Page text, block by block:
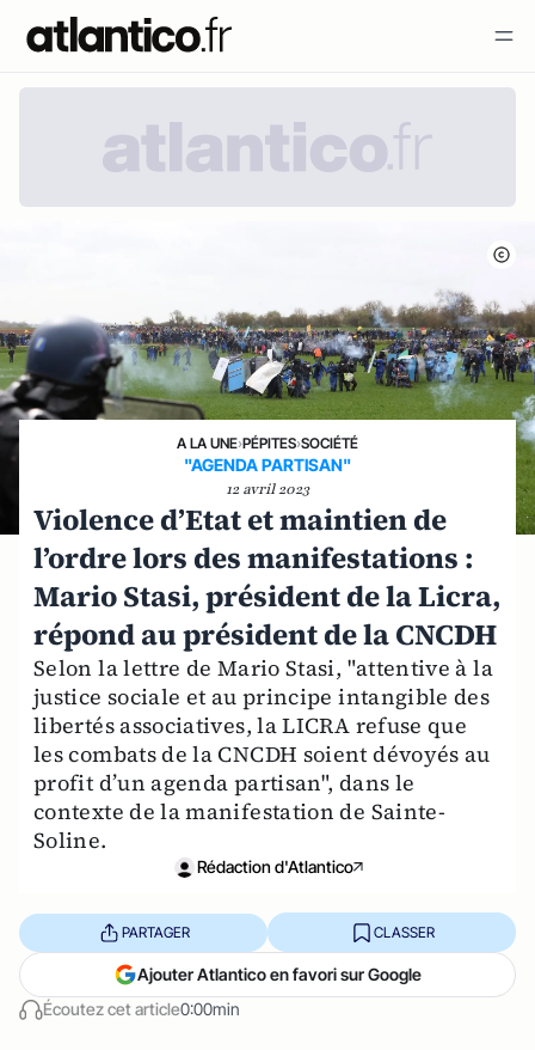
A LA UNE›PÉPITES›SOCIÉTÉ
"AGENDA PARTISAN"
12 avril 2023
Violence d’Etat et maintien de
l’ordre lors des manifestations :
Mario Stasi, président de la Licra,
répond au président de la CNCDH
Selon la lettre de Mario Stasi, "attentive à la
justice sociale et au principe intangible des
libertés associatives, la LICRA refuse que
les combats de la CNCDH soient dévoyés au
profit d’un agenda partisan", dans le
contexte de la manifestation de Sainte-
Soline.
Rédaction d'Atlantico
Écoutez cet article0:00min
PARTAGER CLASSER
Ajouter Atlantico en favori sur Google